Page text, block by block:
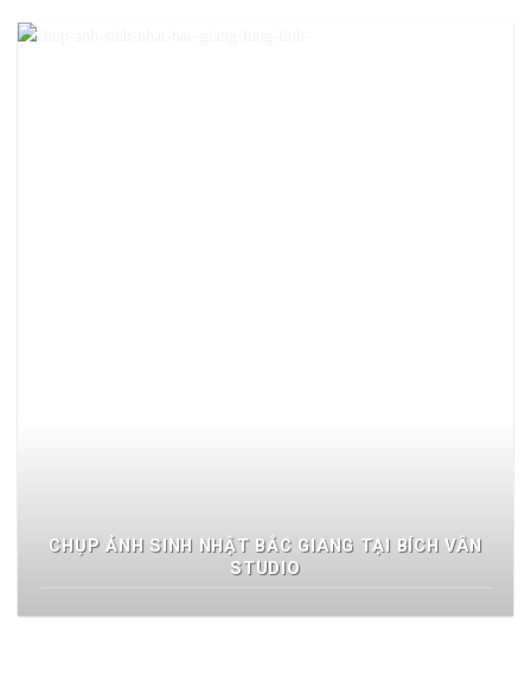
CHỤP ẢNH SINH NHẬT BẮC GIANG TẠI BÍCH VÂN
STUDIO